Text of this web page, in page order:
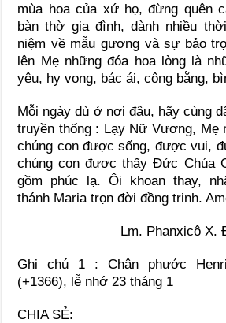
mùa hoa của xứ họ, đừng quên
bàn thờ gia đình, dành nhiều
niệm về mẫu gương và sự bảo
lên Mẹ những đóa hoa lòng là
yêu, hy vọng, bác ái, công bằng,
Mỗi ngày dù ở nơi đâu, hãy cùng
truyền thống : Lạy Nữ Vương, Mẹ
chúng con được sống, được vui,
chúng con được thấy Đức Chúa
gồm phúc lạ. Ôi khoan thay,
thánh Maria trọn đời đồng trinh.
Lm. Phanxicô X.
Ghi chú 1 : Chân phước
(+1366), lễ nhớ 23 tháng 1
CHIA SẺ: